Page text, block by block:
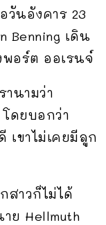
วันอังคาร 23
Benning เดิน
อร์ต ออเรนจ์
นามว่า
โดยบอกว่า
เขาไม่เคยมีลูก
าวก็ไม่ได้
ย Hellmuth